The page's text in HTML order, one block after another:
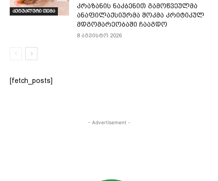
აქტუალური თემა
კრაზანის ნაკბენით გამოწვეულმა
ანაფილაქსიურმა შოკმა კრიტიკულ
მდგომარეობაში ჩააგდო
8 აგვისტო 2026
[fetch_posts]
- Advertisement -